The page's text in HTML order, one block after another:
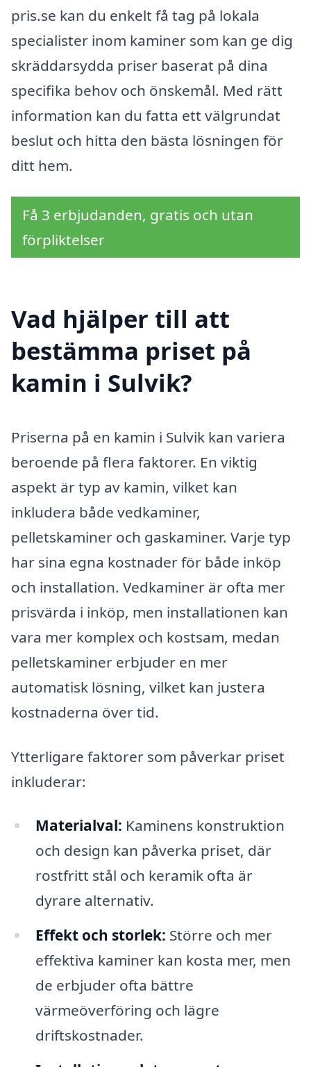
pris.se kan du enkelt få tag på lokala
specialister inom kaminer som kan ge dig
skräddarsydda priser baserat på dina
specifika behov och önskemål. Med rätt
information kan du fatta ett välgrundat
beslut och hitta den bästa lösningen för
ditt hem.
Få 3 erbjudanden, gratis och utan
förpliktelser
Vad hjälper till att
bestämma priset på
kamin i Sulvik?
Priserna på en kamin i Sulvik kan variera
beroende på flera faktorer. En viktig
aspekt är typ av kamin, vilket kan
inkludera både vedkaminer,
pelletskaminer och gaskaminer. Varje typ
har sina egna kostnader för både inköp
och installation. Vedkaminer är ofta mer
prisvärda i inköp, men installationen kan
vara mer komplex och kostsam, medan
pelletskaminer erbjuder en mer
automatisk lösning, vilket kan justera
kostnaderna över tid.
Ytterligare faktorer som påverkar priset
inkluderar:
Materialval: Kaminens konstruktion
och design kan påverka priset, där
rostfritt stål och keramik ofta är
dyrare alternativ.
Effekt och storlek: Större och mer
effektiva kaminer kan kosta mer, men
de erbjuder ofta bättre
värmeöverföring och lägre
driftskostnader.